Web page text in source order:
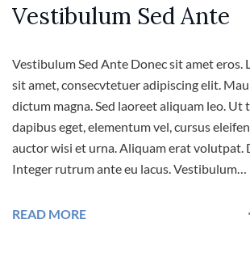
Vestibulum Sed Ante
Vestibulum Sed Ante Donec sit amet eros.
sit amet, consecvtetuer adipiscing elit.
dictum magna. Sed laoreet aliquam leo. Ut
dapibus eget, elementum vel, cursus
auctor wisi et urna. Aliquam erat volutpat.
Integer rutrum ante eu lacus. Vestibulum…
READ MORE